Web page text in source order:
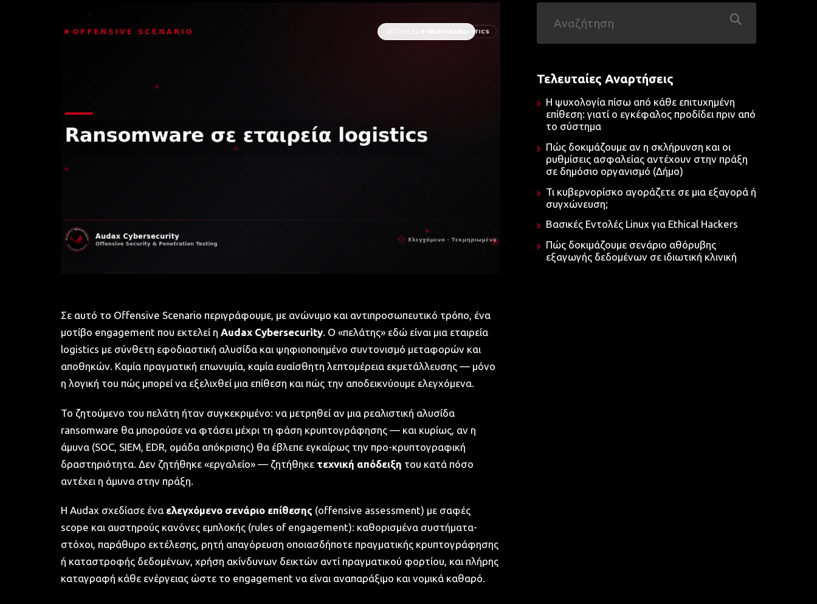
Offensive Use Cases
Σε αυτό το Offensive Scenario περιγράφουμε, με ανώνυμο και αντιπροσωπευτικό τρόπο, ένα
μοτίβο engagement που εκτελεί η Audax Cybersecurity. Ο «πελάτης» εδώ είναι μια εταιρεία
logistics με σύνθετη εφοδιαστική αλυσίδα και ψηφιοποιημένο συντονισμό μεταφορών και
αποθηκών. Καμία πραγματική επωνυμία, καμία ευαίσθητη λεπτομέρεια εκμετάλλευσης — μόνο
η λογική του πώς μπορεί να εξελιχθεί μια επίθεση και πώς την αποδεικνύουμε ελεγχόμενα.
Το ζητούμενο του πελάτη ήταν συγκεκριμένο: να μετρηθεί αν μια ρεαλιστική αλυσίδα
ransomware θα μπορούσε να φτάσει μέχρι τη φάση κρυπτογράφησης — και κυρίως, αν η
άμυνα (SOC, SIEM, EDR, ομάδα απόκρισης) θα έβλεπε εγκαίρως την προ-κρυπτογραφική
δραστηριότητα. Δεν ζητήθηκε «εργαλείο» — ζητήθηκε τεχνική απόδειξη του κατά πόσο
αντέχει η άμυνα στην πράξη.
Η Audax σχεδίασε ένα ελεγχόμενο σενάριο επίθεσης (offensive assessment) με σαφές
scope και αυστηρούς κανόνες εμπλοκής (rules of engagement): καθορισμένα συστήματα-
στόχοι, παράθυρο εκτέλεσης, ρητή απαγόρευση οποιασδήποτε πραγματικής κρυπτογράφησης
ή καταστροφής δεδομένων, χρήση ακίνδυνων δεικτών αντί πραγματικού φορτίου, και πλήρης
καταγραφή κάθε ενέργειας ώστε το engagement να είναι αναπαράξιμο και νομικά καθαρό.
Τελευταίες Αναρτήσεις
Η ψυχολογία πίσω από κάθε επιτυχημένη
επίθεση: γιατί ο εγκέφαλος προδίδει πριν από
το σύστημα
Πώς δοκιμάζουμε αν η σκλήρυνση και οι
ρυθμίσεις ασφαλείας αντέχουν στην πράξη
σε δημόσιο οργανισμό (Δήμο)
Τι κυβερνορίσκο αγοράζετε σε μια εξαγορά ή
συγχώνευση;
Βασικές Εντολές Linux για Ethical Hackers
Πώς δοκιμάζουμε σενάριο αθόρυβης
εξαγωγής δεδομένων σε ιδιωτική κλινική